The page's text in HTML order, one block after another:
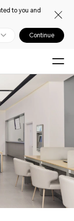
to you and
Continue